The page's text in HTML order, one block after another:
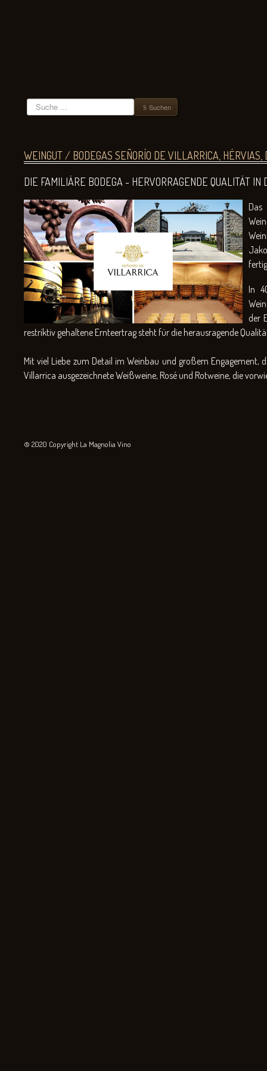
Suchen Suchen
WEINGUT / BODEGAS SEÑORÍO DE VILLARRICA, HÉRVIAS,
DIE FAMILIÄRE BODEGA - HERVORRAGENDE QUALITÄT IN
In
der
restriktiv gehaltene Ernteertrag steht für die herausragende
Mit viel Liebe zum Detail im Weinbau und großem Engagement,
Villarrica ausgezeichnete Weißweine, Rosé und Rotweine, die
© 2020 Copyright La Magnolia Vino